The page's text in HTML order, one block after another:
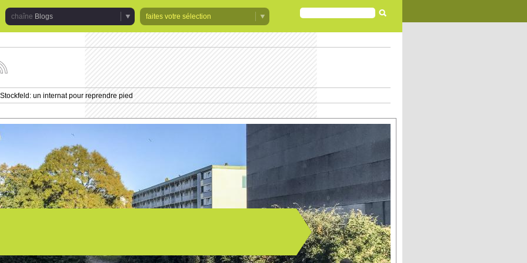
Blogs
faites votre sélection
FORMULAIRE
DE
RECHERCHE
un internat pour reprendre pied